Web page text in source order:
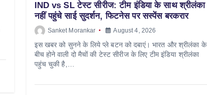
IND vs SL टेस्ट सीरीज: टीम इंडिया के साथ श्रीलंका
नहीं पहुंचे साई सुदर्शन, फिटनेस पर सस्पेंस बरकरार
Sanket Morankar August 4, 2026
इस खबर को सुनने के लिये प्ले बटन को दबाएं। भारत और श्रीलंका के
बीच होने वाली दो मैचों की टेस्ट सीरीज के लिए टीम इंडिया श्रीलंका
पहुंच चुकी है,…